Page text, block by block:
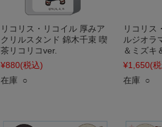
リコリス・リコイル 厚みア
クリルスタンド 錦木千束 喫
茶リコリコver.
¥880(税込)
在庫 ○
リコリス
ルジオラ
＆ミズキ
¥1,650(
在庫 ○